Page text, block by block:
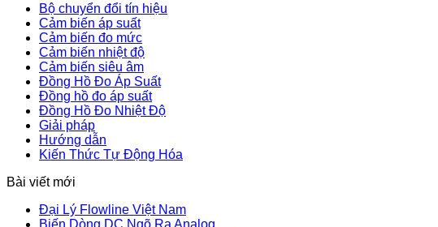
Bộ chuyển đổi tín hiệu
Cảm biến áp suất
Cảm biến đo mức
Cảm biến nhiệt độ
Cảm biến siêu âm
Đồng Hồ Đo Áp Suất
Đồng hồ đo áp suất
Đồng Hồ Đo Nhiệt Độ
Giải pháp
Hướng dẫn
Kiến Thức Tự Động Hóa
Bài viết mới
Đại Lý Flowline Việt Nam
Biến Dòng DC Ngõ Ra Analog